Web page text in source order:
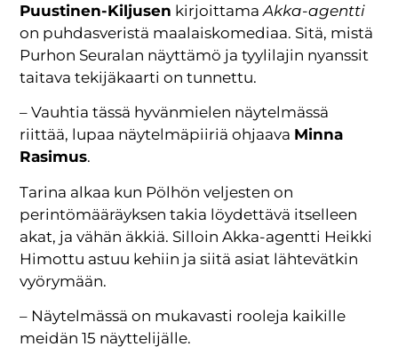
Puustinen-Kiljusen kirjoittamaAkka-agentti
on puhdasveristä maalaiskomediaa. Sitä, mistä
Purhon Seuralan näyttämö ja tyylilajin nyanssit
taitava tekijäkaarti on tunnettu.
– Vauhtia tässä hyvänmielen näytelmässä
riittää, lupaa näytelmäpiiriä ohjaava Minna
Rasimus.
Tarina alkaa kun Pölhön veljesten on
perintömääräyksen takia löydettävä itselleen
akat, ja vähän äkkiä. Silloin Akka-agentti Heikki
Himottu astuu kehiin ja siitä asiat lähtevätkin
vyörymään.
– Näytelmässä on mukavasti rooleja kaikille
meidän 15 näyttelijälle.